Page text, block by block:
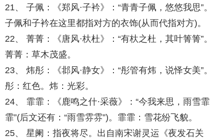
21、 子佩：《郑风·子衿》：“青青子佩，悠悠我思”。
子佩和子衿在这里都指对方的衣饰(从而代指对方)。
22、 菁菁：《唐风·杕杜》：“有杕之杜，其叶箐箐”。
菁菁：草木茂盛。
23、 炜彤：《邶风·静女》：“彤管有炜，说怿女美”。
彤：红色。炜：光彩。
24、 霏霏：《鹿鸣之什·采薇》：“今我来思，雨雪霏
霏”(后文还有：“雨雪雰雰”)。霏霏：雪花纷飞貌。
25、 星阑：指夜将尽。出自南宋谢灵运《夜发石关